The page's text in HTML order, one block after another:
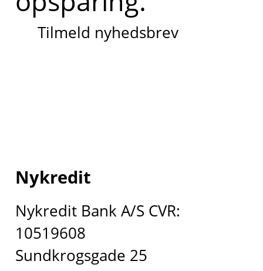
Tilmeld nyhedsbrev
Nykredit
Nykredit Bank A/S CVR:
10519608
Sundkrogsgade 25